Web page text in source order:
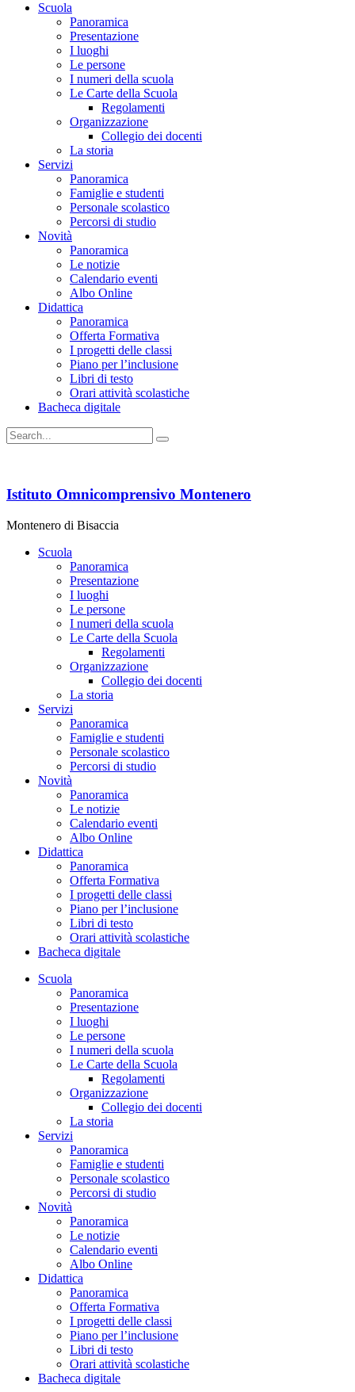
Scuola
Panoramica
Presentazione
I luoghi
Le persone
I numeri della scuola
Le Carte della Scuola
Regolamenti
Organizzazione
Collegio dei docenti
La storia
Servizi
Panoramica
Famiglie e studenti
Personale scolastico
Percorsi di studio
Novità
Panoramica
Le notizie
Calendario eventi
Albo Online
Didattica
Panoramica
Offerta Formativa
I progetti delle classi
Piano per l’inclusione
Libri di testo
Orari attività scolastiche
Bacheca digitale
Istituto Omnicomprensivo Montenero
Montenero di Bisaccia
Scuola
Panoramica
Presentazione
I luoghi
Le persone
I numeri della scuola
Le Carte della Scuola
Regolamenti
Organizzazione
Collegio dei docenti
La storia
Servizi
Panoramica
Famiglie e studenti
Personale scolastico
Percorsi di studio
Novità
Panoramica
Le notizie
Calendario eventi
Albo Online
Didattica
Panoramica
Offerta Formativa
I progetti delle classi
Piano per l’inclusione
Libri di testo
Orari attività scolastiche
Bacheca digitale
Scuola
Panoramica
Presentazione
I luoghi
Le persone
I numeri della scuola
Le Carte della Scuola
Regolamenti
Organizzazione
Collegio dei docenti
La storia
Servizi
Panoramica
Famiglie e studenti
Personale scolastico
Percorsi di studio
Novità
Panoramica
Le notizie
Calendario eventi
Albo Online
Didattica
Panoramica
Offerta Formativa
I progetti delle classi
Piano per l’inclusione
Libri di testo
Orari attività scolastiche
Bacheca digitale